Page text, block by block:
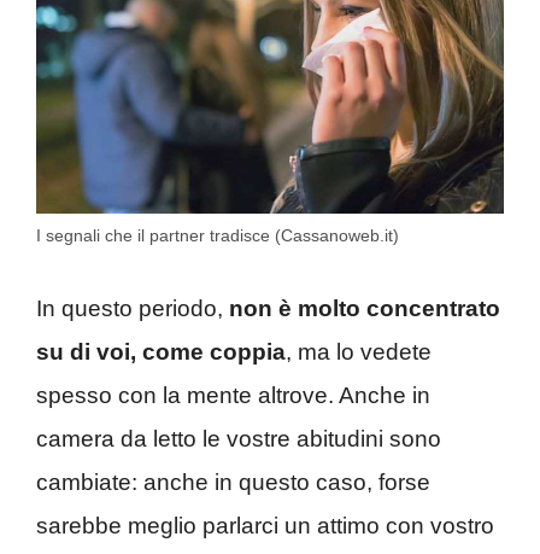
I segnali che il partner tradisce (Cassanoweb.it)
In questo periodo, non è molto concentrato
su di voi, come coppia, ma lo vedete
spesso con la mente altrove. Anche in
camera da letto le vostre abitudini sono
cambiate: anche in questo caso, forse
sarebbe meglio parlarci un attimo con vostro